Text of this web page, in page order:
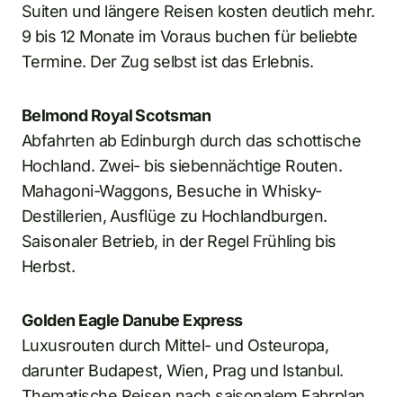
Suiten und längere Reisen kosten deutlich mehr.
9 bis 12 Monate im Voraus buchen für beliebte
Termine. Der Zug selbst ist das Erlebnis.
Belmond Royal Scotsman
Abfahrten ab Edinburgh durch das schottische
Hochland. Zwei- bis siebennächtige Routen.
Mahagoni-Waggons, Besuche in Whisky-
Destillerien, Ausflüge zu Hochlandburgen.
Saisonaler Betrieb, in der Regel Frühling bis
Herbst.
Golden Eagle Danube Express
Luxusrouten durch Mittel- und Osteuropa,
darunter Budapest, Wien, Prag und Istanbul.